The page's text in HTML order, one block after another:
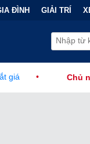
ĐÌNH GIẢI TRÍ
Chủ
Chính Đằng Sau